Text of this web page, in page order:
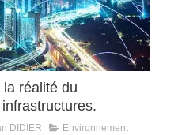
la réalité du
DIDIER Environnement